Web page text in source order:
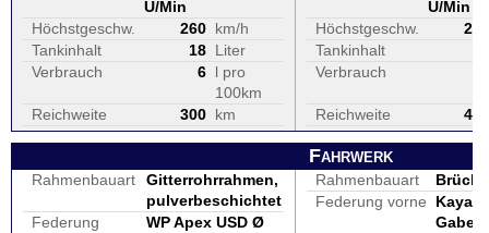
U/Min
Höchstgeschw.
260 km/h
Tankinhalt
18 Liter
Verbrauch
6 l pro
100km
Reichweite
300 km
U/Min
Höchstgeschw.
210
Tankinhalt
Verbrauch
Reichweite 408
Fahrwerk
Rahmenbauart
Gitterrohrrahmen,
pulverbeschichtet
Federung
WP Apex USD Ø
Rahmenbauart
Federung vorne
Gabel